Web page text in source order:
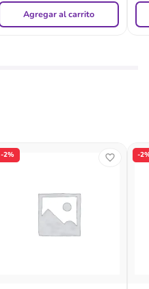
Agregar al carrito
-2% -